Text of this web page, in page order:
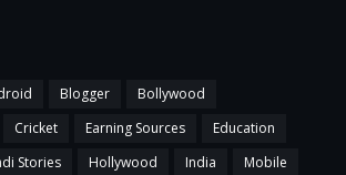
Blogger
Bollywood
Cricket Earning Sources
Education
Stories Hollywood India Mobile